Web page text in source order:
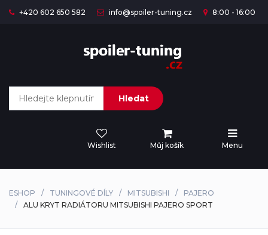
+420 602 650 582 info@spoiler-tuning.cz 8:00 - 16:00
Hledat
Wishlist Můj košík Menu
ESHOP TUNINGOVÉ DÍLY MITSUBISHI
PAJERO
ALU KRYT RADIÁTORU MITSUBISHI PAJERO SPORT